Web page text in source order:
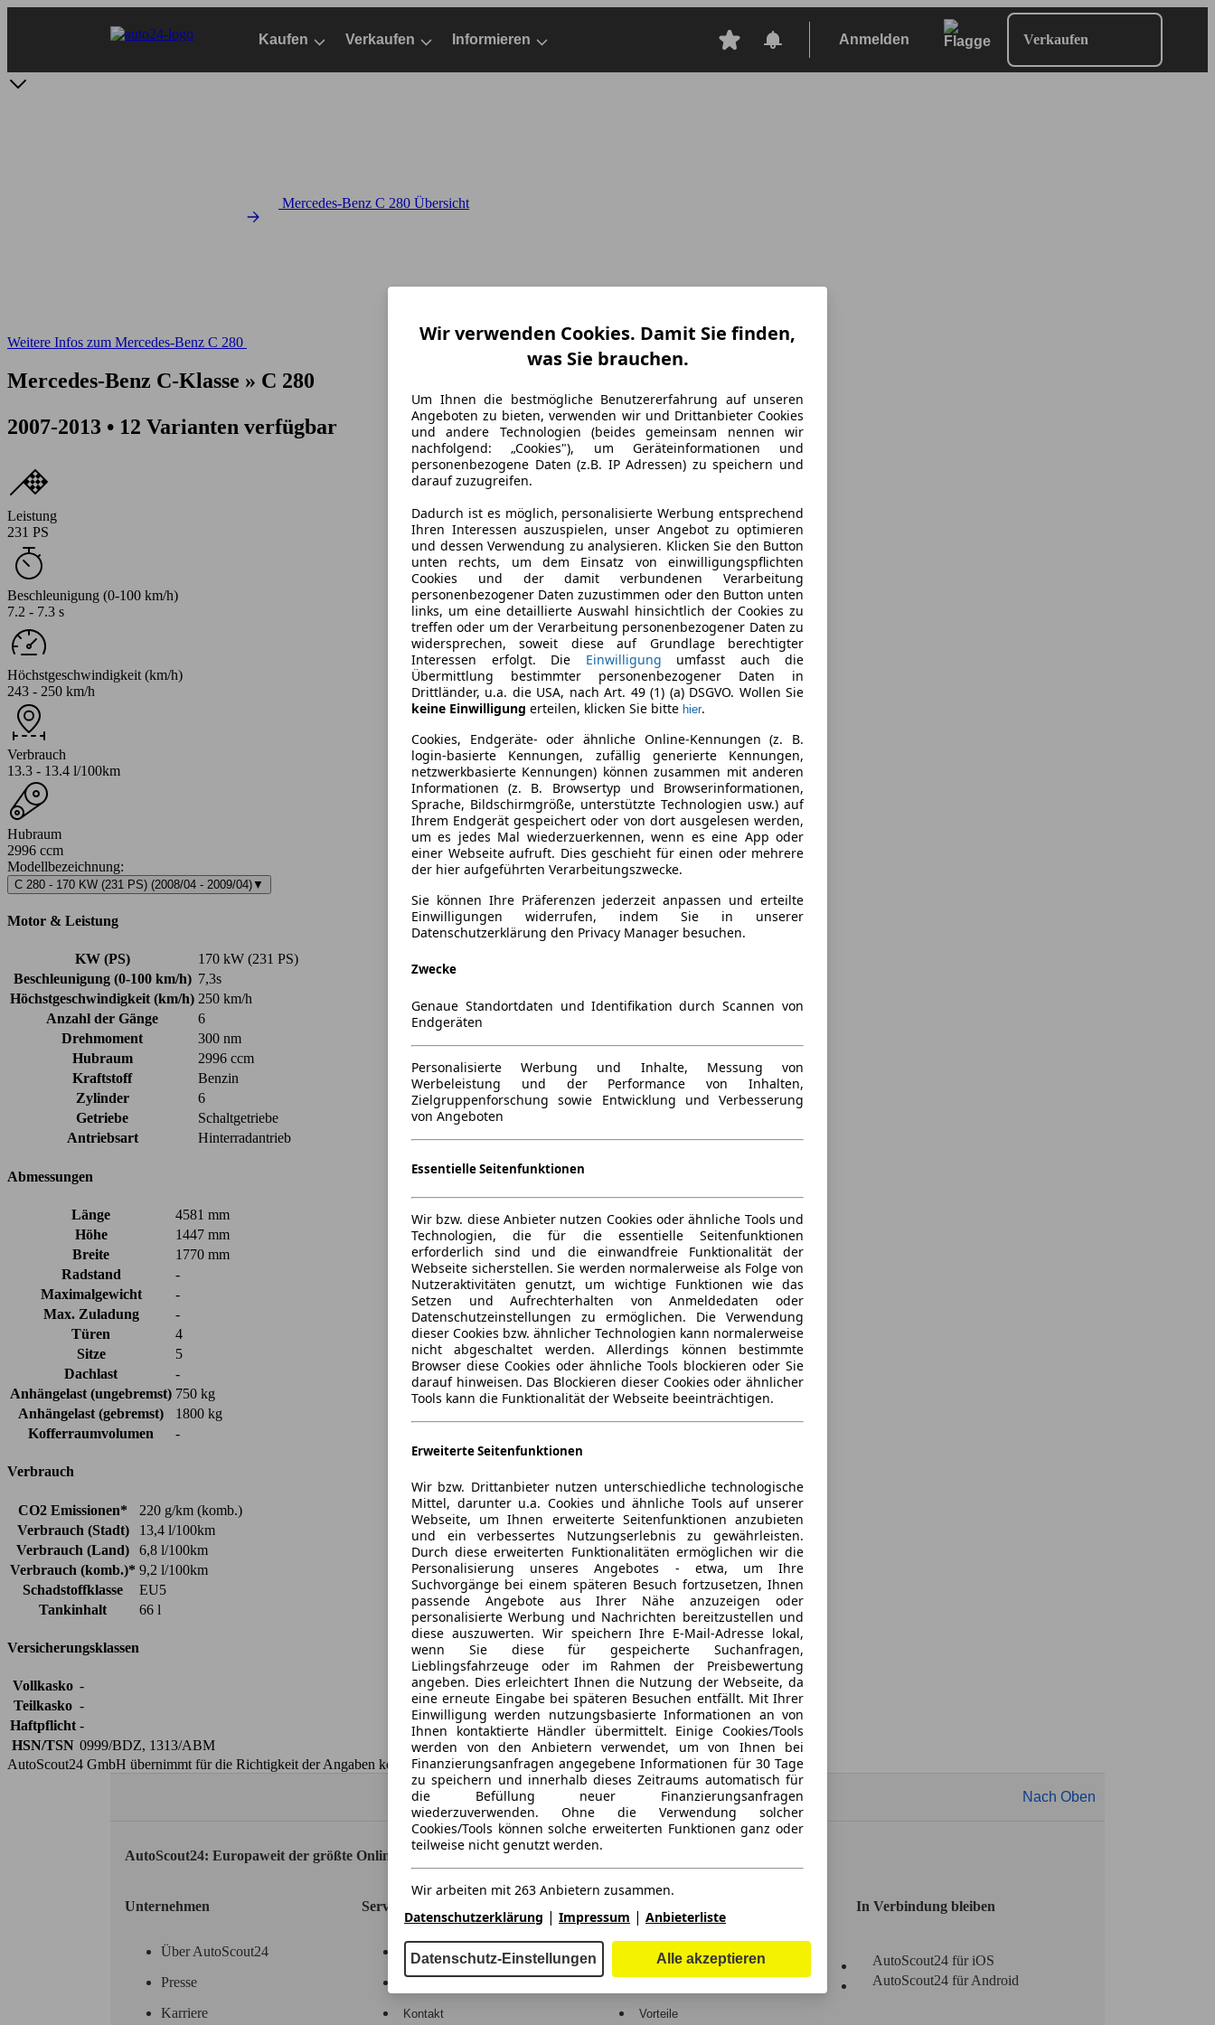
Kaufen Verkaufen Informieren Anmelden Verkaufen
Mercedes-Benz C 280 Übersicht
Weitere Infos zum Mercedes-Benz C 280
Mercedes-Benz C-Klasse » C 280
2007-2013 • 12 Varianten verfügbar
Leistung
231 PS
Beschleunigung (0-100 km/h)
7.2 - 7.3 s
Höchstgeschwindigkeit (km/h)
243 - 250 km/h
Verbrauch
13.3 - 13.4 l/100km
Hubraum
2996 ccm
Modellbezeichnung:
C 280 - 170 KW (231 PS) (2008/04 - 2009/04)▼
Motor & Leistung
KW (PS)
170 kW (231 PS)
Beschleunigung (0-100 km/h) 7,3s
Höchstgeschwindigkeit (km/h) 250 km/h
Anzahl der Gänge
6
Drehmoment
300 nm
Hubraum
2996 ccm
Kraftstoff
Benzin
Zylinder
6
Getriebe
Schaltgetriebe
Antriebsart
Hinterradantrieb
Abmessungen
Länge
4581 mm
Höhe
1447 mm
Breite
1770 mm
Radstand
-
Maximalgewicht
-
Max. Zuladung
-
Türen
4
Sitze
5
Dachlast
-
Anhängelast (ungebremst) 750 kg
Anhängelast (gebremst)
1800 kg
Kofferraumvolumen
-
Verbrauch
CO2 Emissionen*
220 g/km (komb.)
Verbrauch (Stadt)
13,4 l/100km
Verbrauch (Land)
6,8 l/100km
Verbrauch (komb.)* 9,2 l/100km
Schadstoffklasse
EU5
Tankinhalt
66 l
Versicherungsklassen
Vollkasko -
Teilkasko -
Haftpflicht -
HSN/TSN 0999/BDZ, 1313/ABM
AutoScout24 GmbH übernimmt für die Richtigkeit der Angaben keine Gewähr.
Nach Oben
AutoScout24: Europaweit der größte Online-Automarkt.
Unternehmen
Über AutoScout24
Presse
Karriere
Service
Hilfe
Kontakt
Anmelden
Vorteile
In Verbindung bleiben
AutoScout24 für iOS
AutoScout24 für Android
Wir verwenden Cookies. Damit Sie finden,
was Sie brauchen.
Um Ihnen die bestmögliche Benutzererfahrung auf unseren
Angeboten zu bieten, verwenden wir und Drittanbieter Cookies
und andere Technologien (beides gemeinsam nennen wir
nachfolgend: „Cookies"), um Geräteinformationen und
personenbezogene Daten (z.B. IP Adressen) zu speichern und
darauf zuzugreifen.
Dadurch ist es möglich, personalisierte Werbung entsprechend
Ihren Interessen auszuspielen, unser Angebot zu optimieren
und dessen Verwendung zu analysieren. Klicken Sie den Button
unten rechts, um dem Einsatz von einwilligungspflichten
Cookies und der damit verbundenen Verarbeitung
personenbezogener Daten zuzustimmen oder den Button unten
links, um eine detaillierte Auswahl hinsichtlich der Cookies zu
treffen oder um der Verarbeitung personenbezogener Daten zu
widersprechen, soweit diese auf Grundlage berechtigter
Interessen erfolgt. Die Einwilligung umfasst auch die
Übermittlung bestimmter personenbezogener Daten in
Drittländer, u.a. die USA, nach Art. 49 (1) (a) DSGVO. Wollen Sie
keine Einwilligung erteilen, klicken Sie bitte hier.
Cookies, Endgeräte- oder ähnliche Online-Kennungen (z. B.
login-basierte Kennungen, zufällig generierte Kennungen,
netzwerkbasierte Kennungen) können zusammen mit anderen
Informationen (z. B. Browsertyp und Browserinformationen,
Sprache, Bildschirmgröße, unterstützte Technologien usw.) auf
Ihrem Endgerät gespeichert oder von dort ausgelesen werden,
um es jedes Mal wiederzuerkennen, wenn es eine App oder
einer Webseite aufruft. Dies geschieht für einen oder mehrere
der hier aufgeführten Verarbeitungszwecke.
Sie können Ihre Präferenzen jederzeit anpassen und erteilte
Einwilligungen widerrufen, indem Sie in unserer
Datenschutzerklärung den Privacy Manager besuchen.
Zwecke
Genaue Standortdaten und Identifikation durch Scannen von
Endgeräten
Personalisierte Werbung und Inhalte, Messung von
Werbeleistung und der Performance von Inhalten,
Zielgruppenforschung sowie Entwicklung und Verbesserung
von Angeboten
Essentielle Seitenfunktionen
Wir bzw. diese Anbieter nutzen Cookies oder ähnliche Tools und
Technologien, die für die essentielle Seitenfunktionen
erforderlich sind und die einwandfreie Funktionalität der
Webseite sicherstellen. Sie werden normalerweise als Folge von
Nutzeraktivitäten genutzt, um wichtige Funktionen wie das
Setzen und Aufrechterhalten von Anmeldedaten oder
Datenschutzeinstellungen zu ermöglichen. Die Verwendung
dieser Cookies bzw. ähnlicher Technologien kann normalerweise
nicht abgeschaltet werden. Allerdings können bestimmte
Browser diese Cookies oder ähnliche Tools blockieren oder Sie
darauf hinweisen. Das Blockieren dieser Cookies oder ähnlicher
Tools kann die Funktionalität der Webseite beeinträchtigen.
Erweiterte Seitenfunktionen
Wir bzw. Drittanbieter nutzen unterschiedliche technologische
Mittel, darunter u.a. Cookies und ähnliche Tools auf unserer
Webseite, um Ihnen erweiterte Seitenfunktionen anzubieten
und ein verbessertes Nutzungserlebnis zu gewährleisten.
Durch diese erweiterten Funktionalitäten ermöglichen wir die
Personalisierung unseres Angebotes - etwa, um Ihre
Suchvorgänge bei einem späteren Besuch fortzusetzen, Ihnen
passende Angebote aus Ihrer Nähe anzuzeigen oder
personalisierte Werbung und Nachrichten bereitzustellen und
diese auszuwerten. Wir speichern Ihre E-Mail-Adresse lokal,
wenn Sie diese für gespeicherte Suchanfragen,
Lieblingsfahrzeuge oder im Rahmen der Preisbewertung
angeben. Dies erleichtert Ihnen die Nutzung der Webseite, da
eine erneute Eingabe bei späteren Besuchen entfällt. Mit Ihrer
Einwilligung werden nutzungsbasierte Informationen an von
Ihnen kontaktierte Händler übermittelt. Einige Cookies/Tools
werden von den Anbietern verwendet, um von Ihnen bei
Finanzierungsanfragen angegebene Informationen für 30 Tage
zu speichern und innerhalb dieses Zeitraums automatisch für
die Befüllung neuer Finanzierungsanfragen
wiederzuverwenden. Ohne die Verwendung solcher
Cookies/Tools können solche erweiterten Funktionen ganz oder
teilweise nicht genutzt werden.
Wir arbeiten mit 263 Anbietern zusammen.
Datenschutzerklärung | Impressum | Anbieterliste
Datenschutz-Einstellungen Alle akzeptieren